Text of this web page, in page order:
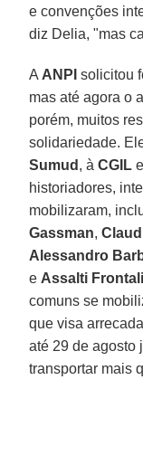
e convenções
diz Delia, "mas
A ANPI solicitou
mas até agora o
porém, muitos
solidariedade.
Sumud , àCGIL
historiadores,
mobilizaram,
Gassman,
Alessandro
e Assalti Frontali
comuns se
que visa
até 29 de agosto
transportar mais